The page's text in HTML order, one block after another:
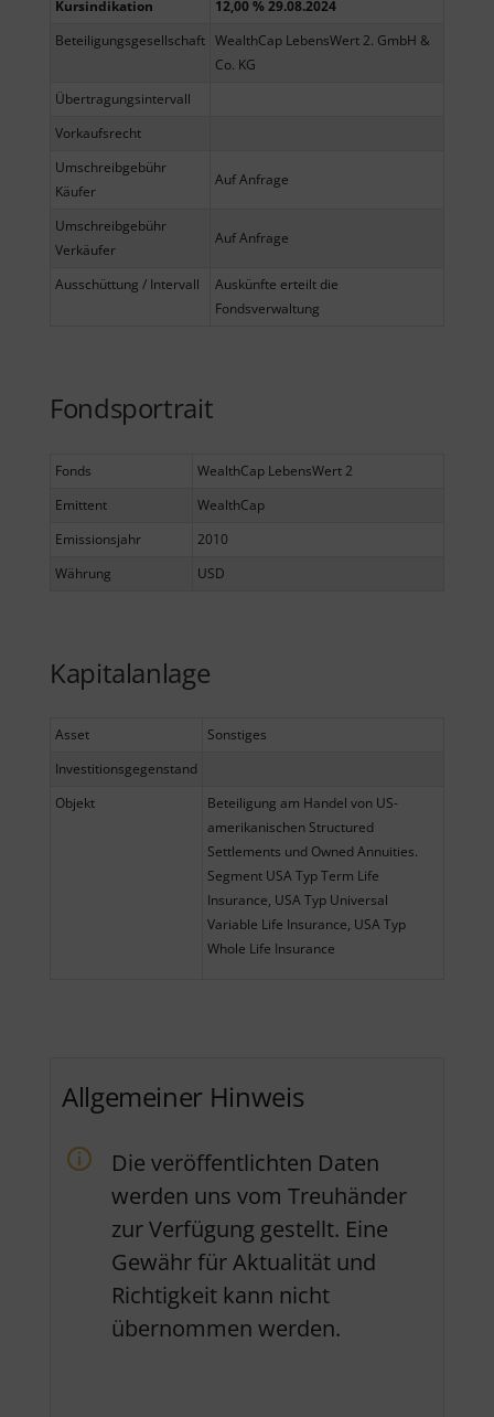
Kursindikation
12,00 % 29.08.2024
Beteiligungsgesellschaft WealthCap LebensWert 2. GmbH &
Co. KG
Übertragungsintervall
Vorkaufsrecht
Umschreibgebühr
Käufer
Auf Anfrage
Umschreibgebühr
Verkäufer
Auf Anfrage
Ausschüttung / Intervall
Auskünfte erteilt die
Fondsverwaltung
Fondsportrait
Fonds
WealthCap LebensWert 2
Emittent
WealthCap
Emissionsjahr
2010
Währung
USD
Kapitalanlage
Asset
Sonstiges
Investitionsgegenstand
Objekt
Beteiligung am Handel von US-
amerikanischen Structured
Settlements und Owned Annuities.
Segment USA Typ Term Life
Insurance, USA Typ Universal
Variable Life Insurance, USA Typ
Whole Life Insurance
Allgemeiner Hinweis
Die veröffentlichten Daten
werden uns vom Treuhänder
zur Verfügung gestellt. Eine
Gewähr für Aktualität und
Richtigkeit kann nicht
übernommen werden.